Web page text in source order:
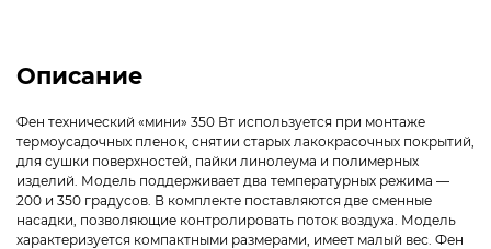
Описание
Фен технический «мини» 350 Вт используется при монтаже
термоусадочных пленок, снятии старых лакокрасочных покрытий,
для сушки поверхностей, пайки линолеума и полимерных
изделий. Модель поддерживает два температурных режима —
200 и 350 градусов. В комплекте поставляются две сменные
насадки, позволяющие контролировать поток воздуха. Модель
характеризуется компактными размерами, имеет малый вес. Фен